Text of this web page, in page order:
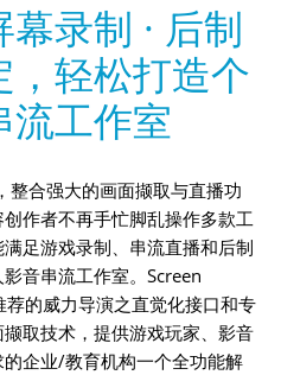
录制 · 后制
，轻松打造个
流工作室
整合强大的画面撷取与直播功
作者不再手忙脚乱操作多款工
足游戏录制、串流直播和后制
音串流工作室。Screen
的威力导演之直觉化接口和专
取技术，提供游戏玩家、影音
企业/教育机构一个全功能解